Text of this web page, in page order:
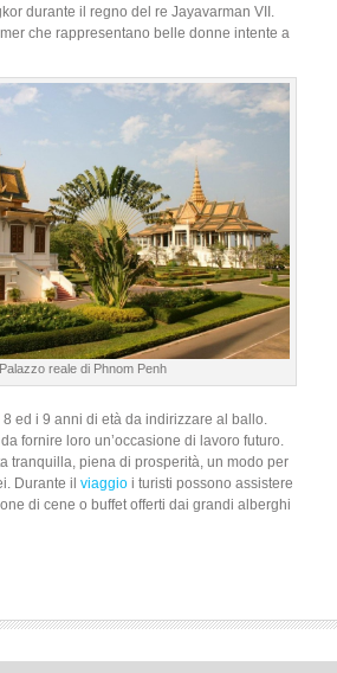
durante il regno del re Jayavarman VII.
che rappresentano belle donne intente a
Palazzo reale di Phnom Penh
ed i 9 anni di età da indirizzare al ballo.
fornire loro un’occasione di lavoro futuro.
tranquilla, piena di prosperità, un modo per
Durante il viaggio i turisti possono assistere
di cene o buffet offerti dai grandi alberghi